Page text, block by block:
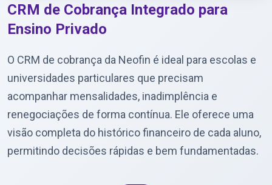
CRM de Cobrança Integrado para
Ensino Privado
O CRM de cobrança da Neofin é ideal para escolas e
universidades particulares que precisam
acompanhar mensalidades, inadimplência e
renegociações de forma contínua. Ele oferece uma
visão completa do histórico financeiro de cada aluno,
permitindo decisões rápidas e bem fundamentadas.